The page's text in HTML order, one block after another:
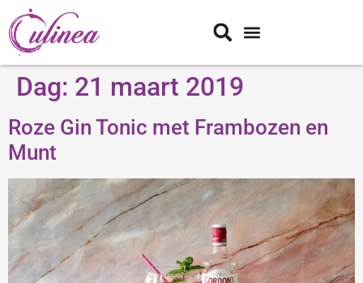
Dag: 21 maart 2019
Roze Gin Tonic met Frambozen en
Munt